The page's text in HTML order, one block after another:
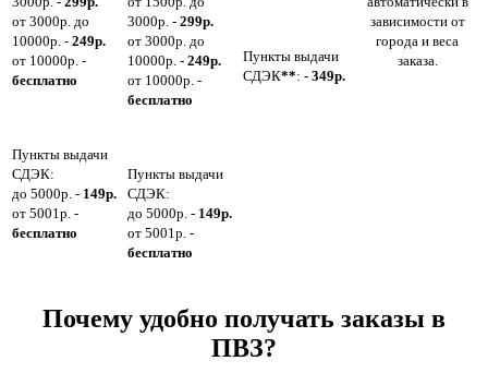
от 3000р. до
10000р. - 249р.
от 10000р. -
бесплатно
Пункты выдачи
СДЭК:
до 5000р. - 149р.
от 5001р. -
бесплатно
3000р. - 299р.
от 3000р. до
10000р. - 249р.
от 10000р. -
бесплатно
Пункты выдачи
СДЭК:
до 5000р. - 149р.
от 5001р. -
бесплатно
Пункты выдачи
СДЭК**: - 349р.
зависимости от
города и веса
заказа.
Почему удобно получать заказы в
ПВЗ?